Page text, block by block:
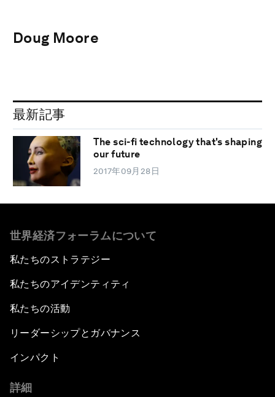
Doug Moore
最新記事
The sci-fi technology that's shaping
our future
2017年09月28日
世界経済フォーラムについて
私たちのストラテジー
私たちのアイデンティティ
私たちの活動
リーダーシップとガバナンス
インパクト
詳細